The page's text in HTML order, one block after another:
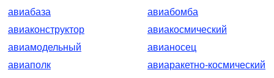
авиабаза
авиабомба
авиаконструктор
авиакосмический
авиамодельный
авианосец
авиаполк
авиаракетно-космический